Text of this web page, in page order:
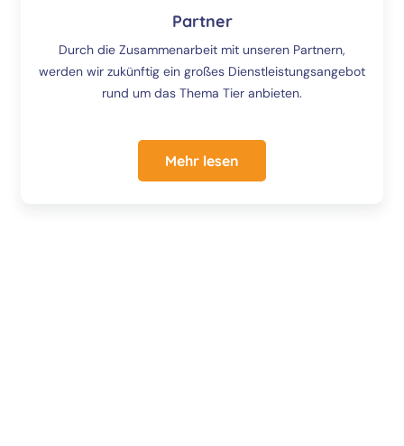
Partner
Durch die Zusammenarbeit mit unseren Partnern,
werden wir zukünftig ein großes Dienstleistungsangebot
rund um das Thema Tier anbieten.
Mehr lesen